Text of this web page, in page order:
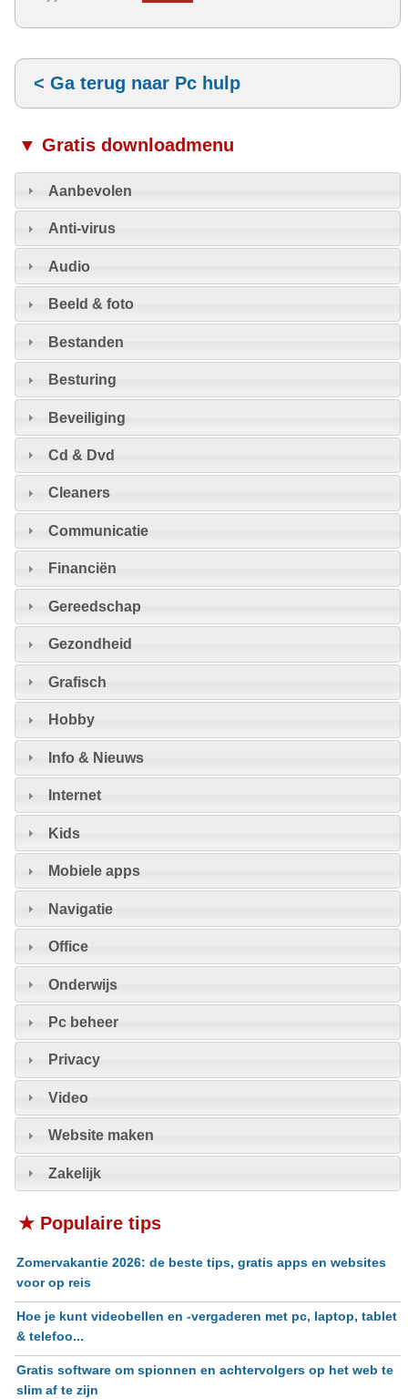
< Ga terug naar Pc hulp
▼ Gratis downloadmenu
Aanbevolen
Anti-virus
Audio
Beeld & foto
Bestanden
Besturing
Beveiliging
Cd & Dvd
Cleaners
Communicatie
Financiën
Gereedschap
Gezondheid
Grafisch
Hobby
Info & Nieuws
Internet
Kids
Mobiele apps
Navigatie
Office
Onderwijs
Pc beheer
Privacy
Video
Website maken
Zakelijk
★ Populaire tips
Zomervakantie 2026: de beste tips, gratis apps en websites
voor op reis
Hoe je kunt videobellen en -vergaderen met pc, laptop, tablet
& telefoo...
Gratis software om spionnen en achtervolgers op het web te
slim af te zijn